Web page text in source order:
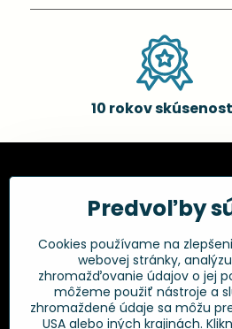
10 rokov
Kadernícke potreby,
Fakturačné údaje:
Kadernícke potreby, s.r.o.
Klincová 37
821 08 Bratislava
+421 948 014 333
Predvoľby
Cookies používame na
webovej stránky,
zhromažďovanie údajov o jej
môžeme použiť nástroje a
zhromaždené údaje sa môžu
USA alebo iných krajinách.